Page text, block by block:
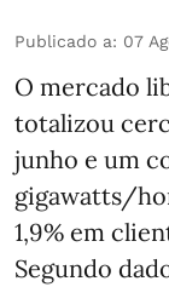
Publicado a: 07
O mercado
totalizou
junho e um
gigawatts/
1,9% em
Segundo